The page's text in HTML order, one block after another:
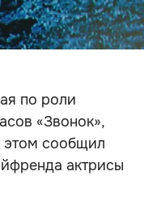
по роли
«Звонок»,
этом сообщил
актрисы